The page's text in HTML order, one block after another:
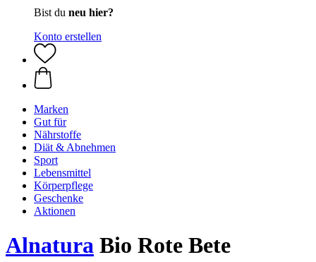
Bist du neu hier?
Konto erstellen
Marken
Gut für
Nährstoffe
Diät & Abnehmen
Sport
Lebensmittel
Körperpflege
Geschenke
Aktionen
Alnatura Bio Rote Bete